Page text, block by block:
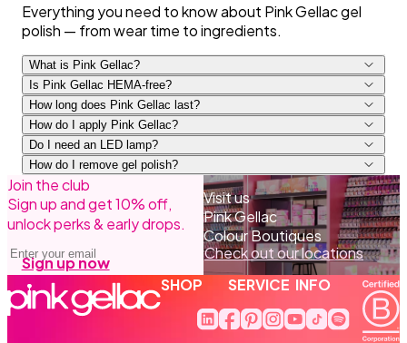
Everything you need to know about Pink Gellac gel
polish — from wear time to ingredients.
What is Pink Gellac?
Is Pink Gellac HEMA-free?
How long does Pink Gellac last?
How do I apply Pink Gellac?
Prep and Base Coat, cure 60 sec.
1–2 colour coats, cure each for 60 sec.
Top Coat, cure 60 sec, then remove the sticky
layer with Cleaner.
Do I need an LED lamp?
How do I remove gel polish?
Join the club
Sign up and get 10% off,
unlock perks & early drops.
Sign up now
Visit us
Pink Gellac
Colour Boutiques
Check out our locations
SHOP SERVICE INFO
Linkedin (opent in een nieuw
Facebook (opent in een
Pinterest (opent in een
Instagram (opent in
Youtube (opent
Tiktok (opent
Spotify